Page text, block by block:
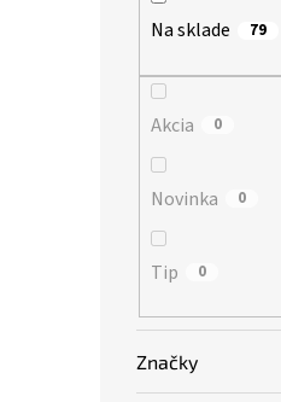
Na sklade 79
Akcia 0
Novinka 0
Tip 0
Značky